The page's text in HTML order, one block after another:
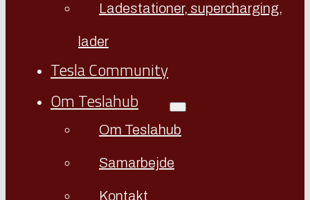
Ladestationer, supercharging,
lader
Tesla Community
Om Teslahub
Om Teslahub
Samarbejde
Kontakt